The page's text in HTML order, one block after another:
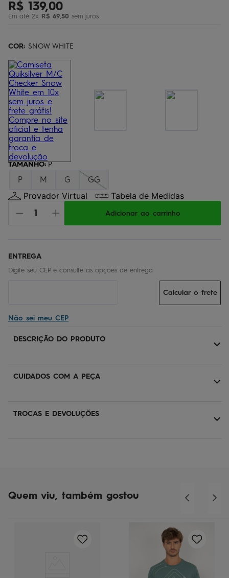
R$ 139,00
Em até 2x R$ 69,50 sem juros
COR: SNOW WHITE
TAMANHO: P
P M G GG
Provador Virtual Tabela de Medidas
Adicionar ao carrinho
Não sei meu CEP
Calcular o frete
DESCRIÇÃO DO PRODUTO
CUIDADOS COM A PEÇA
TROCAS E DEVOLUÇÕES
Quem viu, também gostou
º bermuda
7 º jaqueta
8º boardshort
9º chinelo
10º calça